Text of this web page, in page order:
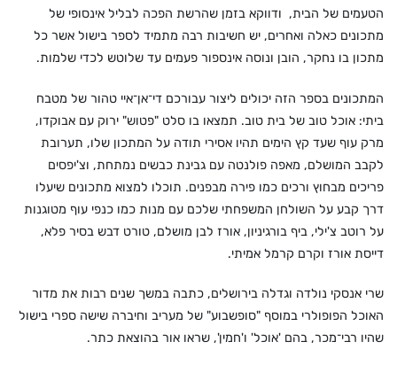
הטעמים של הבית, ודווקא בזמן שהרשת הפכה לבליל אינסופי של
מתכונים כאלה ואחרים, יש חשיבות רבה מתמיד לספר בישול אשר כל
מתכון בו נחקר, הובן ונוסה אינספור פעמים עד שלוטש לכדי שלמות.
המתכונים בספר הזה יכולים ליצור עבורכם די־אן־איי טהור של מטבח
ביתי: אוכל טוב של בית טוב. תמצאו בו סלט "פטוש" ירוק עם אבוקדו,
מרק עוף שעד קץ הימים תהיו אסירי תודה על המתכון שלו, תערובת
לקבב המושלם, מאפה פולנטה עם גבינת כבשים נמתחת, וצ'יפסים
פריכים מבחוץ ורכים כמו פירה מבפנים. תוכלו למצוא מתכונים שיעלו
דרך קבע על השולחן המשפחתי שלכם עם מנות כמו כנפי עוף מטוגנות
על רוטב צ'ילי, ביף בורגיניון, אורז לבן מושלם, טורט דבש בסיר פלא,
דייסת אורז וקרם קרמל אמיתי.
שרי אנסקי נולדה וגדלה בירושלים, כתבה במשך שנים רבות את מדור
האוכל הפופולרי במוסף "סופשבוע" של מעריב וחיברה שישה ספרי בישול
שהיו רבי־מכר, בהם 'אוכל' ו'חמין', שראו אור בהוצאת כתר.